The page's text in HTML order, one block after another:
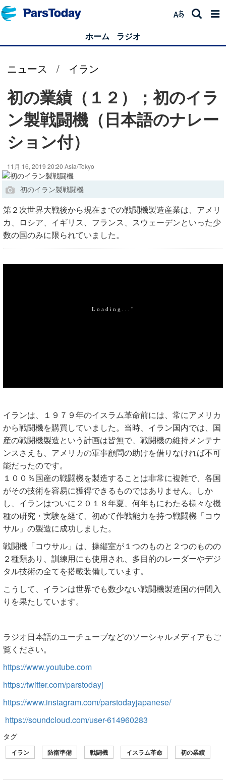
ホーム ラジオ
ニュース / イラン
初の業績（１２）；初のイラ
ン製戦闘機（日本語のナレー
ション付）
11月 16, 2019 20:20 Asia/Tokyo
初のイラン製戦闘機
第２次世界大戦後から現在までの戦闘機製造産業は、アメリ
カ、ロシア、イギリス、フランス、スウェーデンといった少
数の国のみに限られていました。
イランは、１９７９年のイスラム革命前には、常にアメリカ
から戦闘機を購買していました。当時、イラン国内では、国
産の戦闘機製造という計画は皆無で、戦闘機の維持メンテナ
ンスさえも、アメリカの軍事顧問の助けを借りなければ不可
能だったのです。
１００％国産の戦闘機を製造することは非常に複雑で、各国
がその技術を容易に獲得できるものではありません。しか
し、イランはついに２０１８年夏、何年もにわたる様々な機
種の研究・実験を経て、初めて作戦能力を持つ戦闘機「コウ
サル」の製造に成功しました。
戦闘機「コウサル」は、操縦室が１つのものと２つのものの
２種類あり、訓練用にも使用され、多目的のレーダーやデジ
タル技術の全てを搭載装備しています。
こうして、イランは世界でも数少ない戦闘機製造国の仲間入
りを果たしています。
ラジオ日本語のユーチューブなどのソーシャルメディアもご
覧ください。
https://www.youtube.com
https://twitter.com/parstodayj
https://www.instagram.com/parstodayjapanese/
https://soundcloud.com/user-614960283
タグ
イラン 防衛準備 戦闘機 イスラム革命 初の業績